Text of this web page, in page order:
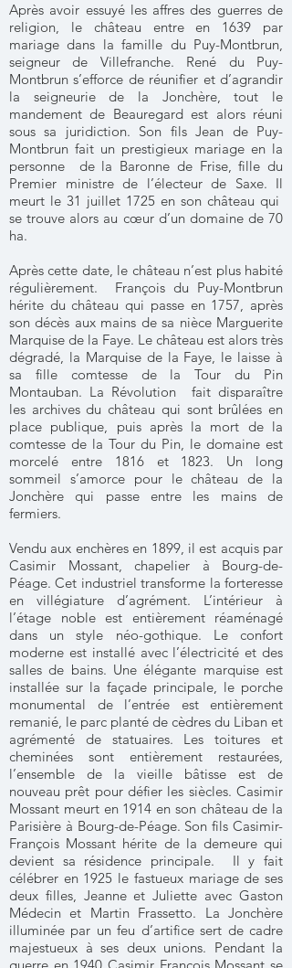
Après avoir essuyé les affres des guerres de
religion, le château entre en 1639 par
mariage dans la famille du Puy-Montbrun,
seigneur de Villefranche. René du Puy-
Montbrun s’efforce de réunifier et d’agrandir
la seigneurie de la Jonchère, tout le
mandement de Beauregard est alors réuni
sous sa juridiction. Son fils Jean de Puy-
Montbrun fait un prestigieux mariage en la
personne de la Baronne de Frise, fille du
Premier ministre de l’électeur de Saxe. Il
meurt le 31 juillet 1725 en son château qui
se trouve alors au cœur d’un domaine de 70
ha.
Après cette date, le château n’est plus habité
régulièrement. François du Puy-Montbrun
hérite du château qui passe en 1757, après
son décès aux mains de sa nièce Marguerite
Marquise de la Faye. Le château est alors très
dégradé, la Marquise de la Faye, le laisse à
sa fille comtesse de la Tour du Pin
Montauban. La Révolution fait disparaître
les archives du château qui sont brûlées en
place publique, puis après la mort de la
comtesse de la Tour du Pin, le domaine est
morcelé entre 1816 et 1823. Un long
sommeil s’amorce pour le château de la
Jonchère qui passe entre les mains de
fermiers.
Vendu aux enchères en 1899, il est acquis par
Casimir Mossant, chapelier à Bourg-de-
Péage. Cet industriel transforme la forteresse
en villégiature d’agrément. L’intérieur à
l’étage noble est entièrement réaménagé
dans un style néo-gothique. Le confort
moderne est installé avec l’électricité et des
salles de bains. Une élégante marquise est
installée sur la façade principale, le porche
monumental de l’entrée est entièrement
remanié, le parc planté de cèdres du Liban et
agrémenté de statuaires. Les toitures et
cheminées sont entièrement restaurées,
l’ensemble de la vieille bâtisse est de
nouveau prêt pour défier les siècles. Casimir
Mossant meurt en 1914 en son château de la
Parisière à Bourg-de-Péage. Son fils Casimir-
François Mossant hérite de la demeure qui
devient sa résidence principale. Il y fait
célébrer en 1925 le fastueux mariage de ses
deux filles, Jeanne et Juliette avec Gaston
Médecin et Martin Frassetto. La Jonchère
illuminée par un feu d’artifice sert de cadre
majestueux à ses deux unions. Pendant la